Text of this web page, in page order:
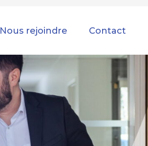
Nous rejoindre Contact